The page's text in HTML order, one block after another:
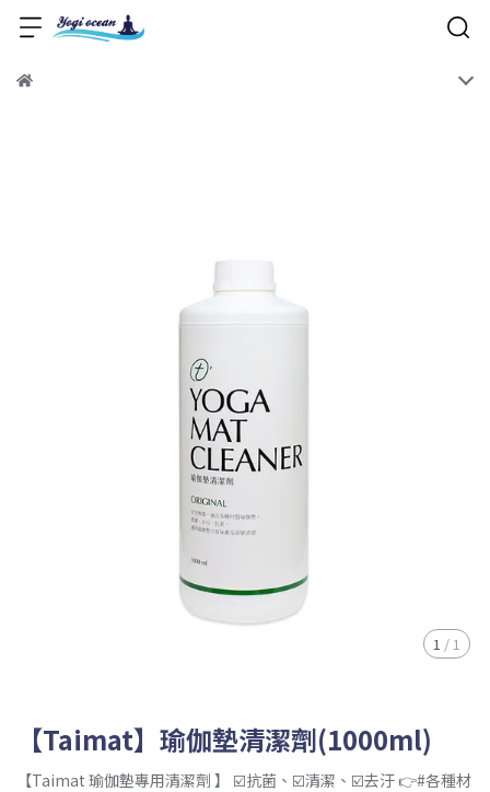
1 / 1
【Taimat】瑜伽墊清潔劑(1000ml)
【Taimat 瑜伽墊專用清潔劑 】 ☑️抗菌、☑️清潔、☑️去汙 👉#各種材